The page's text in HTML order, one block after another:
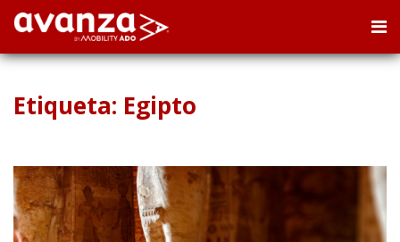
Etiqueta: Egipto